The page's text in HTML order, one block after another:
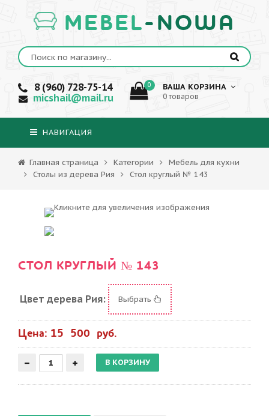
MEBEL-NOWA
8 (960) 728-75-14
micshail@mail.ru
0 ВАША КОРЗИНА
0 товаров
НАВИГАЦИЯ
Главная страница Категории
Мебель для кухни
Столы из дерева Рия
Стол круглый № 143
СТОЛ КРУГЛЫЙ № 143
Цвет дерева Рия: Выбрать
Цена: 15 500 руб.